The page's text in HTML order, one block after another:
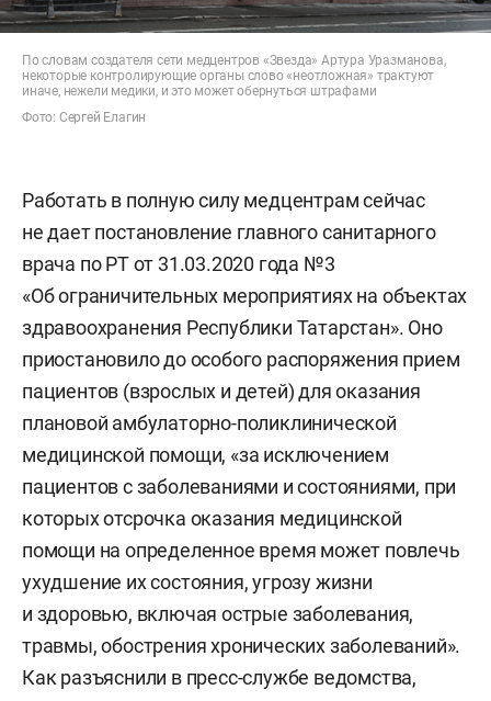
По словам создателя сети медцентров «Звезда» Артура Уразманова,
некоторые контролирующие органы слово «неотложная» трактуют
иначе, нежели медики, и это может обернуться штрафами
Фото: Сергей Елагин
Работать в полную силу медцентрам сейчас
не дает постановление главного санитарного
врача по РТ от 31.03.2020 года №3
«Об ограничительных мероприятиях на объектах
здравоохранения Республики Татарстан». Оно
приостановило до особого распоряжения прием
пациентов (взрослых и детей) для оказания
плановой амбулаторно-поликлинической
медицинской помощи, «за исключением
пациентов с заболеваниями и состояниями, при
которых отсрочка оказания медицинской
помощи на определенное время может повлечь
ухудшение их состояния, угрозу жизни
и здоровью, включая острые заболевания,
травмы, обострения хронических заболеваний».
Как разъяснили в пресс-службе ведомства,